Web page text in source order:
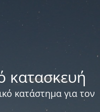
κατασκευή
κατάστημα για τον